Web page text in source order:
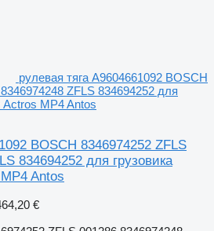
рулевая тяга A9604661092 BOSCH
ZFLS 834694252 для
Actros MP4 Antos
BOSCH 8346974252 ZFLS
834694252 для грузовика
Antos
€